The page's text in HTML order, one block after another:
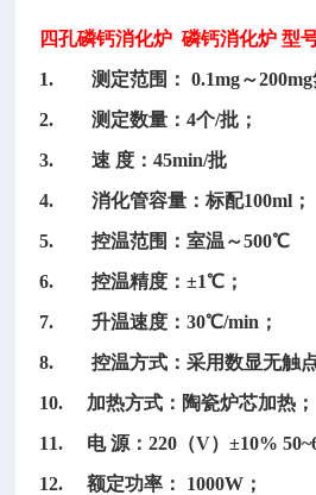
四孔磷钙消化炉 磷钙消化炉 型
1. 测定范围： 0.1mg～200mg
2. 测定数量：4个/批；
3. 速 度：45min/批
4. 消化管容量：标配100ml；
5. 控温范围：室温～500℃
6. 控温精度：±1℃；
7. 升温速度：30℃/min；
8. 控温方式：采用数显无触点
10. 加热方式：陶瓷炉芯加热；
11. 电 源：220（V）±10%
12. 额定功率： 1000W；